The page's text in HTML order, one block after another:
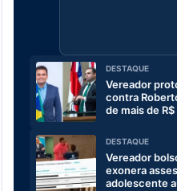
DESTAQUE
Vereador
contra
de mais de
DESTAQUE
Vereador
exonera
adolescente